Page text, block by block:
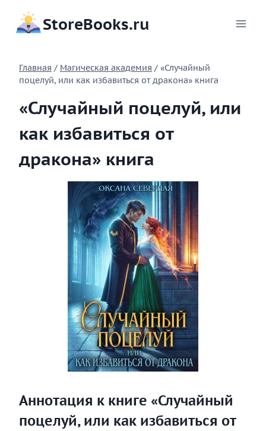
содержимому
StoreBooks.ru
Главная / Магическая академия / «Случайный
поцелуй, или как избавиться от дракона» книга
«Случайный поцелуй, или
как избавиться от
дракона» книга
Аннотация к книге «Случайный
поцелуй, или как избавиться от